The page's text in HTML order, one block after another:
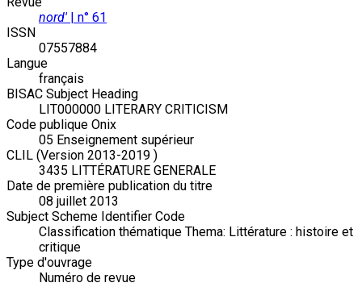
nord' | n° 61
ISSN
07557884
Langue
français
BISAC Subject Heading
LIT000000 LITERARY CRITICISM
Code publique Onix
05 Enseignement supérieur
CLIL (Version 2013-2019 )
3435 LITTÉRATURE GENERALE
Date de première publication du titre
08 juillet 2013
Subject Scheme Identifier Code
Classification thématique Thema: Littérature : histoire et
critique
Type d'ouvrage
Numéro de revue